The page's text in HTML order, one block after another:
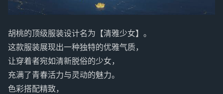
胡桃的顶级服装设计名为【清雅少女】。
这款服装展现出一种独特的优雅气质，
让穿着者宛如清新脱俗的少女，
充满了青春活力与灵动的魅力。
色彩搭配精致，